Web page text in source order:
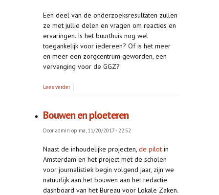
Een deel van de onderzoeksresultaten zullen
ze met jullie delen en vragen om reacties en
ervaringen. Is het buurthuis nog wel
toegankelijk voor iedereen? Of is het meer
en meer een zorgcentrum geworden, een
vervanging voor de GGZ?
Lees verder over Presentatiepagina van het Bureau
Bouwen en ploeteren
Door admin op ma, 11/20/2017 - 22:52
Naast de inhoudelijke projecten, de pilot in
Amsterdam en het project met de scholen
voor journalistiek begin volgend jaar, zijn we
natuurlijk aan het bouwen aan het redactie
dashboard van het Bureau voor Lokale Zaken.